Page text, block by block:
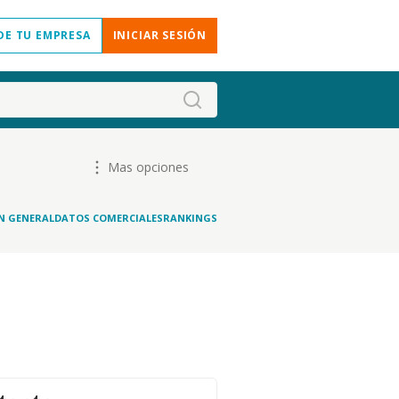
TU EMPRESA INICIAR SESIÓN
Mas opciones
GENERALDATOS COMERCIALESRANKINGS